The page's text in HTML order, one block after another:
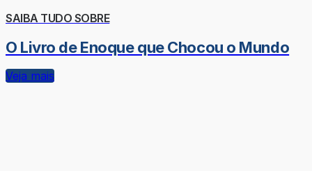
SAIBA TUDO SOBRE
O Livro de Enoque que Chocou o Mundo
Veja mais